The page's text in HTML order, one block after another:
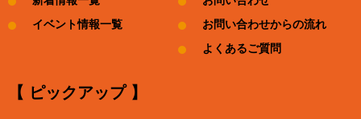
イベント情報一覧
お問い合わせからの流れ
よくあるご質問
【 ピックアップ 】